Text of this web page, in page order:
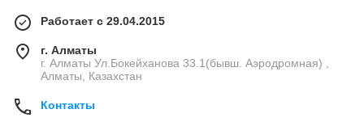
Работает с 29.04.2015
г. Алматы
г. Алматы Ул.Бокейханова 33.1(бывш. Аэродромная) ,
Алматы, Казахстан
Контакты